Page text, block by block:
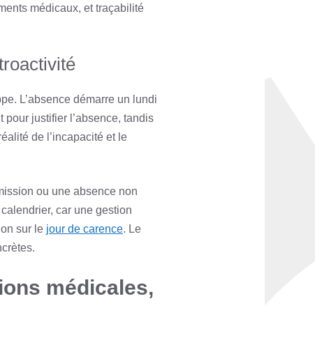
médicaux, et traçabilité
L’absence démarre un lundi
pour justifier l’absence, tandis
de l’incapacité et le
ou une absence non
car une gestion
sur le jour de carence. Le
médicales,